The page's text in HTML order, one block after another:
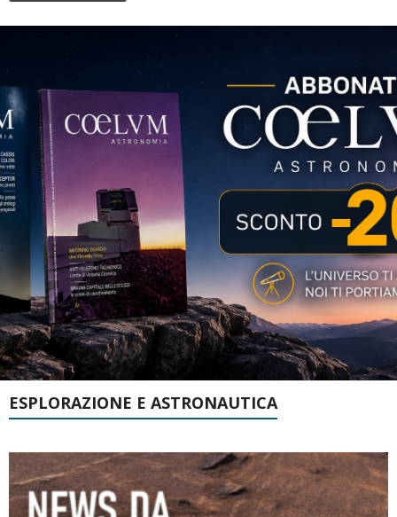
ESPLORAZIONE E ASTRONAUTICA